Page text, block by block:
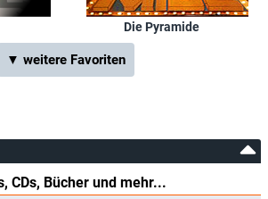
Die Pyramide
▼ weitere Favoriten
CDs, Bücher und mehr...